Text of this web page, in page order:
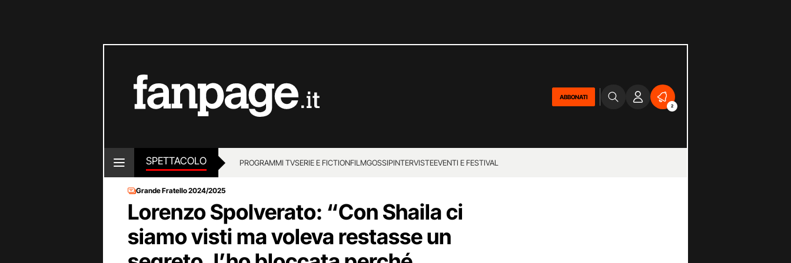
ABBONATI
2
SPETTACOLO PROGRAMMI TVSERIE E FICTIONFILMGOSSIPINTERVISTEEVENTI E FESTIVAL
Grande Fratello 2024/2025
Lorenzo Spolverato: “Con Shaila ci
siamo visti ma voleva restasse un